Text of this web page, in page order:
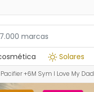
Solares
+6M Sym I Love My Dad